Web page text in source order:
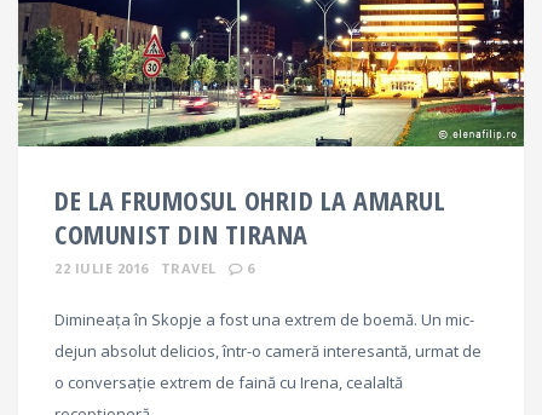
DE LA FRUMOSUL OHRID LA AMARUL
COMUNIST DIN TIRANA
22 IULIE 2016 TRAVEL 6
Dimineața în Skopje a fost una extrem de boemă. Un mic-
dejun absolut delicios, într-o cameră interesantă, urmat de
o conversație extrem de faină cu Irena, cealaltă